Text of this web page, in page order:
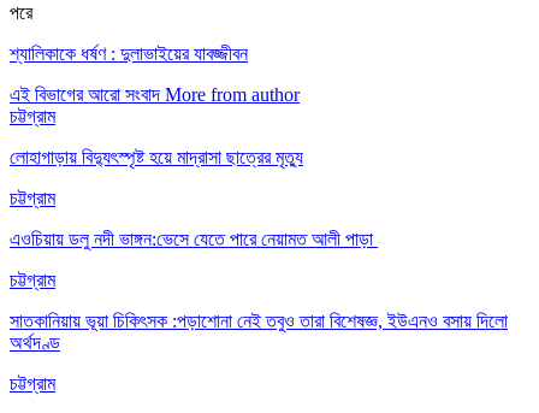
পরে
শ্যালিকাকে ধর্ষণ : দুলাভাইয়ের যাবজ্জীবন
এই বিভাগের আরো সংবাদ More from author
চট্টগ্রাম
লোহাগাড়ায় বিদ্যুৎস্পৃষ্ট হয়ে মাদ্রাসা ছাত্রের মৃত্যু
চট্টগ্রাম
এওচিয়ায় ডলু নদী ভাঙ্গন:ভেসে যেতে পারে নেয়ামত আলী পাড়া
চট্টগ্রাম
সাতকানিয়ায় ভূয়া চিকিৎসক :পড়াশোনা নেই তবুও তারা বিশেষজ্ঞ, ইউএনও বসায় দিলো
অর্থদণ্ড
চট্টগ্রাম